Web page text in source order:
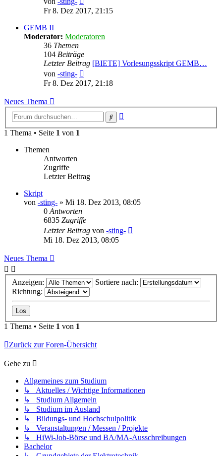
Beitrag
Fr 8. Dez 2017, 21:15
GEMB II
Moderator: Moderatoren
36 Themen
104 Beiträge
Letzter Beitrag [BIETE] Vorlesungsskript GEMB…
von -sting-
Beitrag
Fr 8. Dez 2017, 21:18
Neues Thema
Suche
1 Thema • Seite 1 von 1
Themen
Antworten
Zugriffe
Letzter Beitrag
Skript
von -sting- » Mi 18. Dez 2013, 08:05
0 Antworten
6835 Zugriffe
Letzter Beitrag von -sting-
Mi 18. Dez 2013, 08:05
Neues Thema
Anzeigen:
Sortiere nach:
Richtung:
1 Thema • Seite 1 von 1
Zurück zur Foren-Übersicht
Gehe zu
Allgemeines zum Studium
↳ Aktuelles / Wichtige Informationen
↳ Studium Allgemein
↳ Studium im Ausland
↳ Bildungs- und Hochschulpolitik
↳ Veranstaltungen / Messen / Projekte
↳ HiWi-Job-Börse und BA/MA-Ausschreibungen
Bachelor